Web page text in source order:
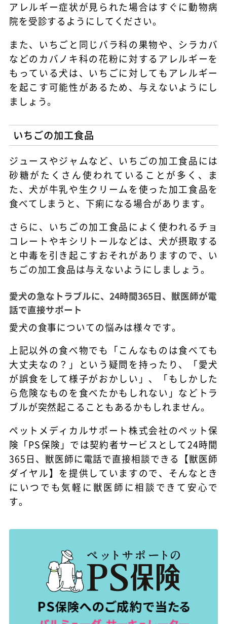
アレルギー症状が見られた場合はすぐに動物病
院を受診するようにしてください。
また、いちごと同じバラ科の果物や、シラカバ
などのカバノキ科の花粉に対するアレルギーを
もっている犬は、いちごに対してもアレルギー
を起こす可能性があるため、与えないようにし
ましょう。
いちごの加工食品
ジュースやジャムなど、いちごの加工食品には
砂糖がたくさん使われていることが多く、ま
た、犬が牛乳や生クリームを使った加工食品を
食べてしまうと、下痢になる場合があります。
さらに、いちごの加工食品によく使われるチョ
コレートやキシリトールなどは、犬が摂取する
と中毒を引き起こすおそれがありますので、い
ちごの加工食品は与えないようにしましょう。
愛犬の急なトラブルに、24時間365日、獣医師が電
話で直接サポート
愛犬の食事についての悩みは様々です。
上記以外の食べ物でも「こんなものは食べても
大丈夫なの？」という疑問を持ったり、「愛犬
が誤食をして様子がおかしい」、「もしかした
ら危険なものを食べたかもしれない」などトラ
ブルが突然起こることもあるかもしれません。
ペットメディカルサポート株式会社のペット保
険「PS保険」では契約者サービスとして24時間
365日、獣医師に電話で直接相談できる【獣医師
ダイヤル】を提供していますので、そんなとき
にいつでも気軽に獣医師に相談できて安心で
す。